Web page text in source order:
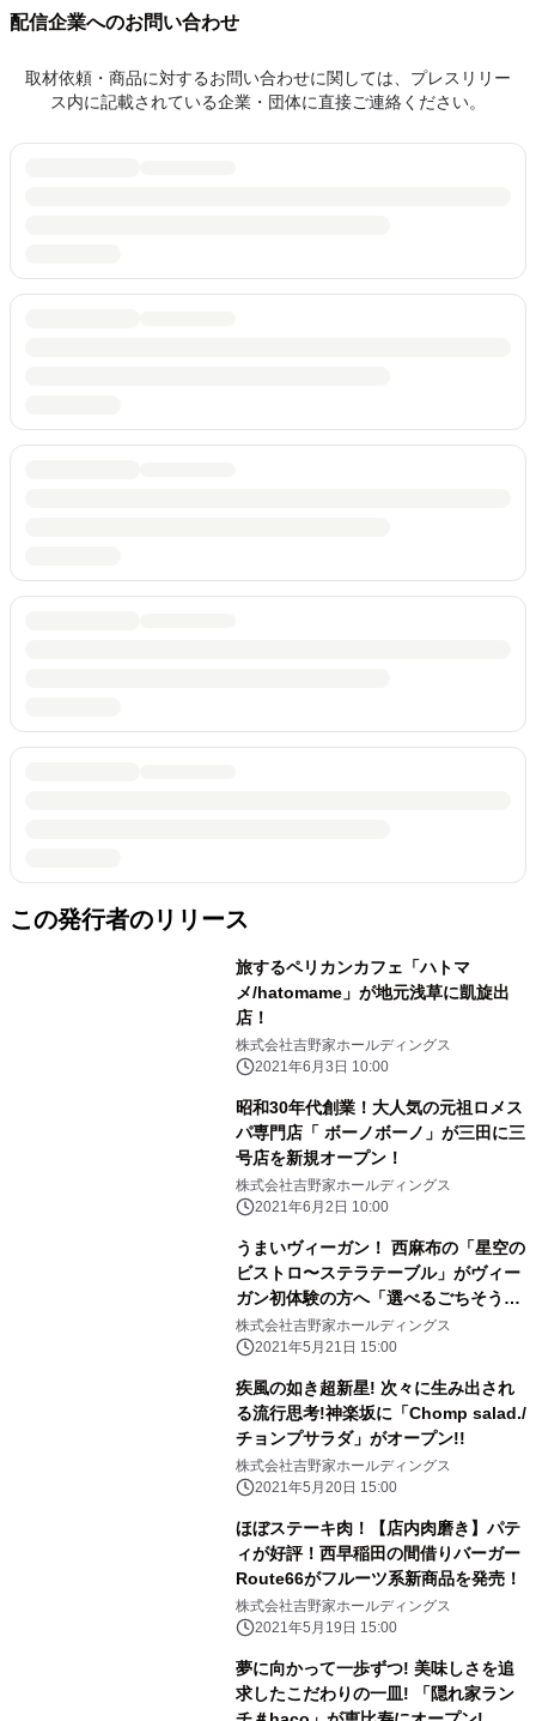
配信企業へのお問い合わせ
取材依頼・商品に対するお問い合わせに関しては、プレスリリー
ス内に記載されている企業・団体に直接ご連絡ください。
この発行者のリリース
旅するペリカンカフェ「ハトマ
メ/hatomame」が地元浅草に凱旋出
店！
株式会社吉野家ホールディングス
2021年6月3日 10:00
昭和30年代創業！大人気の元祖ロメス
パ専門店「 ボーノボーノ」が三田に三
号店を新規オープン！
株式会社吉野家ホールディングス
2021年6月2日 10:00
うまいヴィーガン！ 西麻布の「星空の
ビストロ〜ステラテーブル」がヴィー
ガン初体験の方へ「選べるごちそうコ
ース」税込2000円を発売開始！
株式会社吉野家ホールディングス
2021年5月21日 15:00
疾風の如き超新星! 次々に生み出され
る流行思考!神楽坂に「Chomp salad./
チョンプサラダ」がオープン!!
株式会社吉野家ホールディングス
2021年5月20日 15:00
ほぼステーキ肉！【店内肉磨き】パテ
ィが好評！西早稲田の間借りバーガー
Route66がフルーツ系新商品を発売！
株式会社吉野家ホールディングス
2021年5月19日 15:00
夢に向かって一歩ずつ! 美味しさを追
求したこだわりの一皿! 「隠れ家ラン